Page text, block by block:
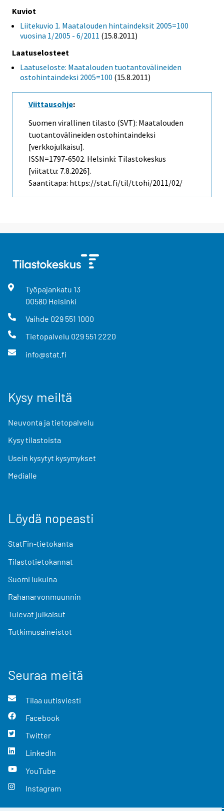
Kuviot
Liitekuvio 1. Maatalouden hintaindeksit 2005=100
vuosina 1/2005 - 6/2011 (15.8.2011)
Laatuselosteet
Laatuseloste: Maatalouden tuotantovälineiden
ostohintaindeksi 2005=100 (15.8.2011)
Viittausohje:
Suomen virallinen tilasto (SVT): Maatalouden
tuotantovälineiden ostohintaindeksi
[verkkojulkaisu].
ISSN=1797-6502. Helsinki: Tilastokeskus
[viitattu: 7.8.2026].
Saantitapa: https://stat.fi/til/ttohi/2011/02/
Työpajankatu 13
00580 Helsinki
Vaihde 029 551 1000
Tietopalvelu 029 551 2220
info@stat.fi
Kysy meiltä
Neuvonta ja tietopalvelu
Kysy tilastoista
Usein kysytyt kysymykset
Medialle
Löydä nopeasti
StatFin-tietokanta
Tilastotietokannat
Suomi lukuina
Rahanarvonmuunnin
Tulevat julkaisut
Tutkimusaineistot
Seuraa meitä
Tilaa uutisviesti
Facebook
Twitter
LinkedIn
YouTube
Instagram